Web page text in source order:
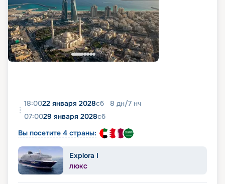
18:0022 января 2028сб 8 дн/7 нч
07:0029 января 2028сб
Вы посетите 4 страны:
Explora I
ЛЮКС